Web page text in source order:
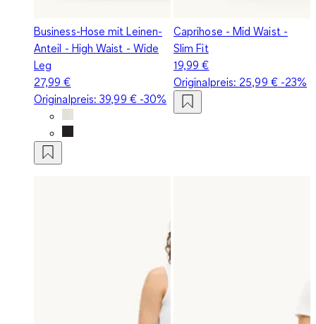
Business-Hose mit Leinen-
Anteil - High Waist - Wide
Leg
27,99 €
Originalpreis:39,99 €-30%
Caprihose - Mid Waist -
Slim Fit
19,99 €
Originalpreis: 25,99 €-23%